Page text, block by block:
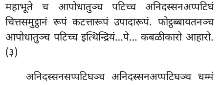
महाभूते च आपोधातुञ्च पटिच्च अनिदस्सनअप्पटिघं
चित्तसमुट्ठानं रूपं कटत्तारूपं उपादारूपं. फोट्ठब्बायतनञ्च
आपोधातुञ्च पटिच्च इत्थिन्द्रियं…पे… कबळीकारो आहारो.
(३)
अनिदस्सनसप्पटिघञ्च अनिदस्सनअप्पटिघञ्च धम्मं